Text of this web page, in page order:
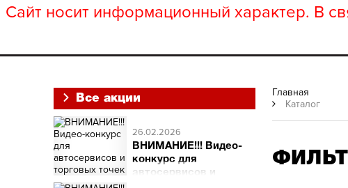
Сайт носит информационный характер. В
Все акции
26.02.2026
ВНИМАНИЕ!!! Видео-
конкурс для
автосервисов и
Главная
Каталог